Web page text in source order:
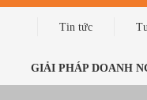
Tin tức
GIẢI PHÁP DOANH